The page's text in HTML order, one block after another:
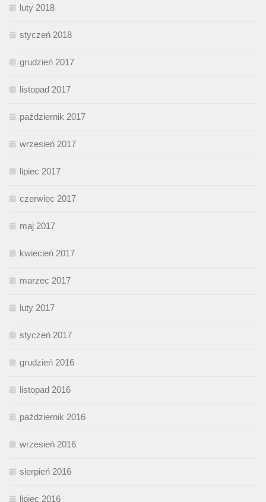
luty 2018
styczeń 2018
grudzień 2017
listopad 2017
październik 2017
wrzesień 2017
lipiec 2017
czerwiec 2017
maj 2017
kwiecień 2017
marzec 2017
luty 2017
styczeń 2017
grudzień 2016
listopad 2016
październik 2016
wrzesień 2016
sierpień 2016
lipiec 2016